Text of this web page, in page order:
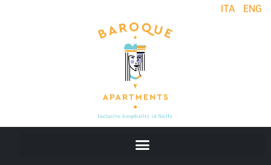
ITA ENG